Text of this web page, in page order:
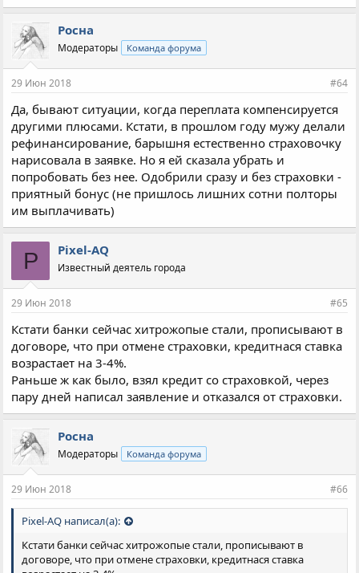
Росна
Модераторы Команда форума
29 Июн 2018 #64
Да, бывают ситуации, когда переплата компенсируется
другими плюсами. Кстати, в прошлом году мужу делали
рефинансирование, барышня естественно страховочку
нарисовала в заявке. Но я ей сказала убрать и
попробовать без нее. Одобрили сразу и без страховки -
приятный бонус (не пришлось лишних сотни полторы
им выплачивать)
P Pixel-AQ
Известный деятель города
29 Июн 2018 #65
Кстати банки сейчас хитрожопые стали, прописывают в
договоре, что при отмене страховки, кредитнася ставка
возрастает на 3-4%.
Раньше ж как было, взял кредит со страховкой, через
пару дней написал заявление и отказался от страховки.
Росна
Модераторы Команда форума
29 Июн 2018 #66
Pixel-AQ написал(а):
Кстати банки сейчас хитрожопые стали, прописывают в
договоре, что при отмене страховки, кредитнася ставка